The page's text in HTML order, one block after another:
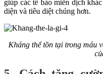
giúp các tế bào miễn dịch
diện và tiêu diệt chúng hơn.
Kháng thể tồn tại trong máu